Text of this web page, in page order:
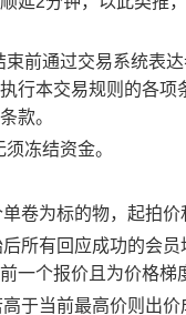
前通过交易系统表
行本交易规则的各
款。
冻结资金。
卷为标的物，起拍
所有回应成功的会
一个报价且为价格
于当前最高价则出